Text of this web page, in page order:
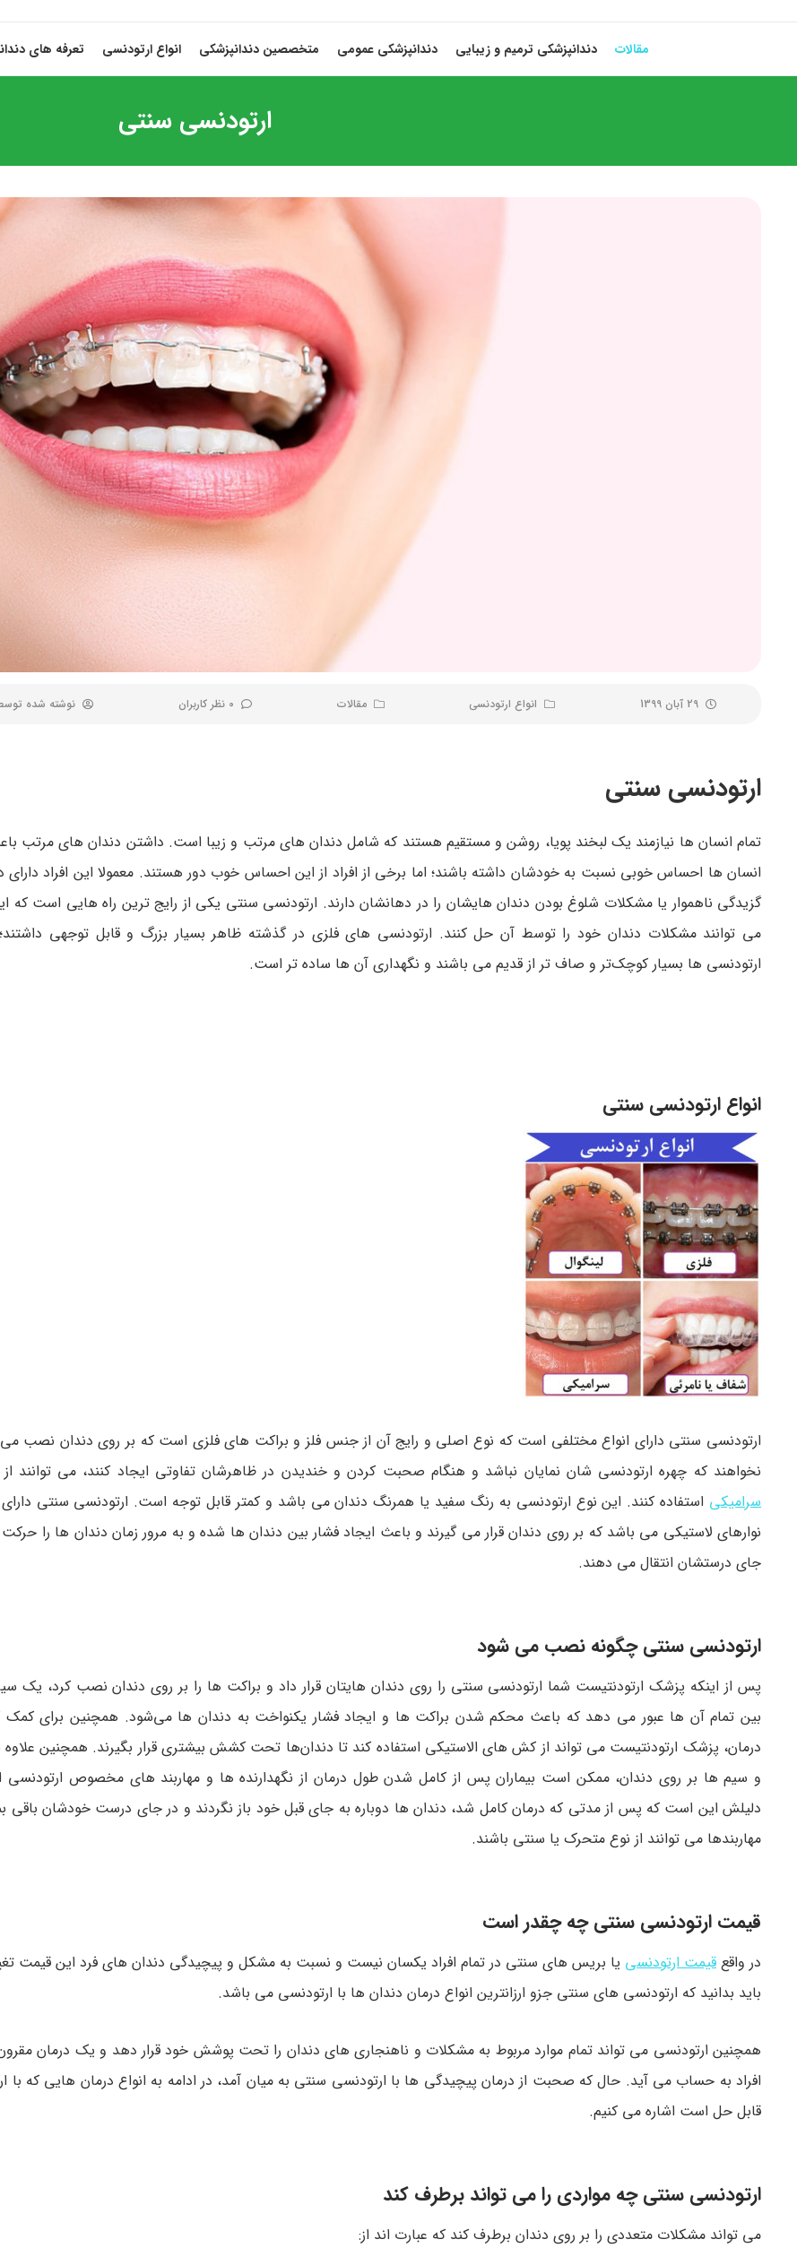
مقالات دندانپزشکی ترمیم و زیبایی دندانپزشکی عمومی متخصصین دندانپزشکی انواع ارتودنسی تعرفه های
ارتودنسی سنتی
29 آبان 1399 انواع ارتودنسی مقالات 0 نظر کاربران نوشته شده
ارتودنسی سنتی
تمام انسان ها نیازمند یک لبخند پویا، روشن و مستقیم هستند که شامل دندان های مرتب و زیبا است. داشتن دندان های مرتب
انسان ها احساس خوبی نسبت به خودشان داشته باشند؛ اما برخی از افراد از این احساس خوب دور هستند. معمولا این افراد دارای
گزیدگی ناهموار یا مشکلات شلوغ بودن دندان هایشان را در دهانشان دارند. ارتودنسی سنتی یکی از رایج ترین راه هایی است که
می توانند مشکلات دندان خود را توسط آن حل کنند. ارتودنسی های فلزی در گذشته ظاهر بسیار بزرگ و قابل توجهی داشتند؛
ارتودنسی ها بسیار کوچک‌تر و صاف تر از قدیم می باشند و نگهداری آن ها ساده تر است.
انواع ارتودنسی سنتی
ارتودنسی سنتی دارای انواع مختلفی است که نوع اصلی و رایج آن از جنس فلز و براکت های فلزی است که بر روی دندان نصب می
نخواهند که چهره ارتودنسی شان نمایان نباشد و هنگام صحبت کردن و خندیدن در ظاهرشان تفاوتی ایجاد کنند، می توانند
سرامیکی استفاده کنند. این نوع ارتودنسی به رنگ سفید یا همرنگ دندان می باشد و کمتر قابل توجه است. ارتودنسی سنتی
نوارهای لاستیکی می باشد که بر روی دندان قرار می گیرند و باعث ایجاد فشار بین دندان ها شده و به مرور زمان دندان ها را
جای درستشان انتقال می دهند.
ارتودنسی سنتی چگونه نصب می شود
پس از اینکه پزشک ارتودنتیست شما ارتودنسی سنتی را روی دندان هایتان قرار داد و براکت ها را بر روی دندان نصب کرد، یک
بین تمام آن ها عبور می دهد که باعث محکم شدن براکت ها و ایجاد فشار یکنواخت به دندان ها می‌شود. همچنین برای کمک
درمان، پزشک ارتودنتیست می تواند از کش های الاستیکی استفاده کند تا دندان‌ها تحت کشش بیشتری قرار بگیرند. همچنین
و سیم ها بر روی دندان، ممکن است بیماران پس از کامل شدن طول درمان از نگهدارنده ها و مهاربند های مخصوص ارتودنسی
دلیلش این است که پس از مدتی که درمان کامل شد، دندان ها دوباره به جای قبل خود باز نگردند و در جای درست خودشان باقی
مهاربندها می توانند از نوع متحرک یا سنتی باشند.
قیمت ارتودنسی سنتی چه چقدر است
در واقع قیمت ارتودنسی یا بریس های سنتی در تمام افراد یکسان نیست و نسبت به مشکل و پیچیدگی دندان های فرد این قیمت
باید بدانید که ارتودنسی های سنتی جزو ارزانترین انواع درمان دندان ها با ارتودنسی می باشد.
همچنین ارتودنسی می تواند تمام موارد مربوط به مشکلات و ناهنجاری های دندان را تحت پوشش خود قرار دهد و یک درمان
افراد به حساب می آید. حال که صحبت از درمان پیچیدگی ها با ارتودنسی سنتی به میان آمد، در ادامه به انواع درمان هایی که با
قابل حل است اشاره می کنیم.
ارتودنسی سنتی چه مواردی را می تواند برطرف کند
می تواند مشکلات متعددی را بر روی دندان برطرف کند که عبارت‌ اند از: